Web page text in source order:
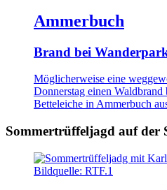
Ammerbuch
Brand bei
Möglicherweise eine
Donnerstag einen
Betteleiche in Ammerbuch
Sommertrüffeljagd auf der